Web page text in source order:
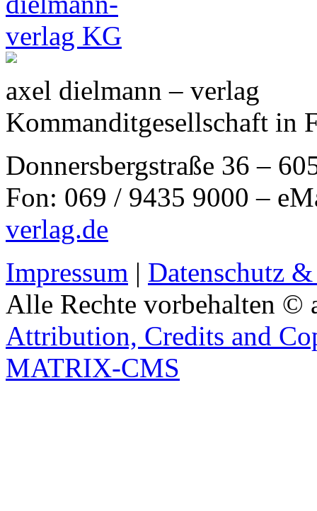
axel dielmann – verlag
Kommanditgesellschaft in
Donnersbergstraße 36 –
Fon: 069 / 9435 9000 –
verlag.de
Impressum | Datenschutz
Alle Rechte vorbehalten ©
Attribution, Credits and
MATRIX-CMS